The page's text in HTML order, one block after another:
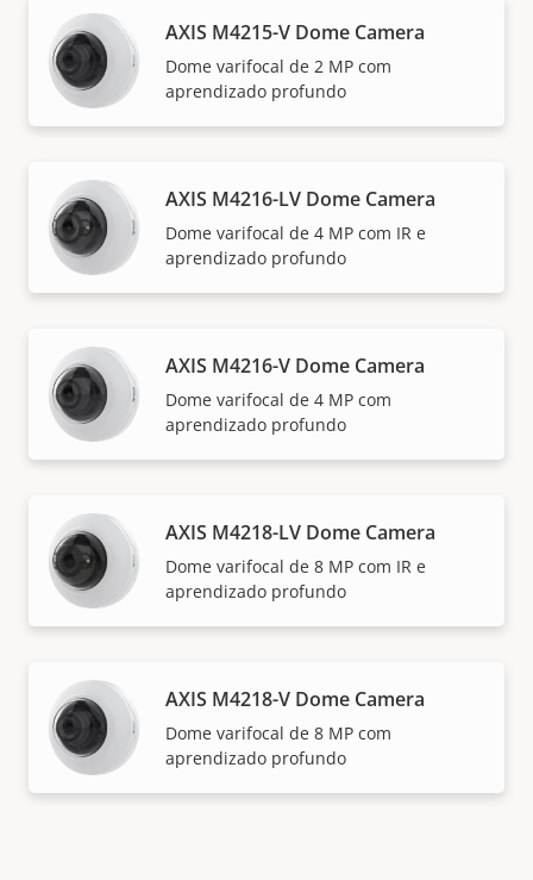
AXIS M4215-V Dome Camera
Dome varifocal de 2 MP com
aprendizado profundo
AXIS M4216-LV Dome Camera
Dome varifocal de 4 MP com IR e
aprendizado profundo
AXIS M4216-V Dome Camera
Dome varifocal de 4 MP com
aprendizado profundo
AXIS M4218-LV Dome Camera
Dome varifocal de 8 MP com IR e
aprendizado profundo
AXIS M4218-V Dome Camera
Dome varifocal de 8 MP com
aprendizado profundo